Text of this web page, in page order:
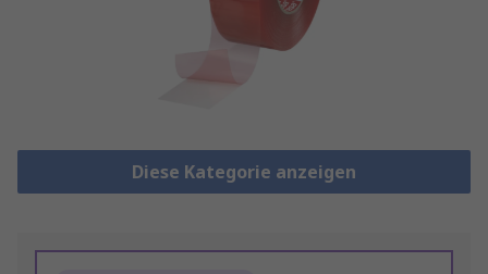
Diese Kategorie anzeigen